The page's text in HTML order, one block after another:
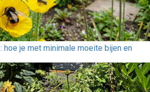
hoe je met minimale moeite bijen en